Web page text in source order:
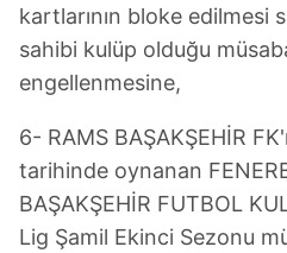
6698 sayılı Kişisel Verilerin
hazırlanmış Aydınlatma
almak için lütfentıklayınız.
kartlarının bloke edilmesi
sahibi kulüp olduğu
engellenmesine,
6- RAMS BAŞAKŞEHİR
tarihinde oynanan
BAŞAKŞEHİR FUTBOL
Lig Şamil Ekinci Sezonu